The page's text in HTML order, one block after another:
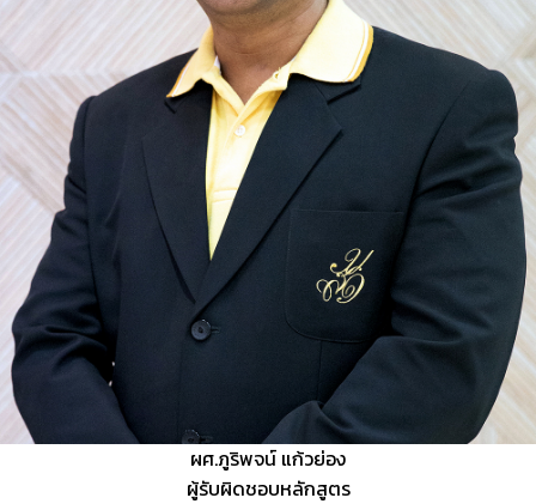
ผศ.ภูริพจน์ แก้วย่อง
ผู้รับผิดชอบหลักสูตร